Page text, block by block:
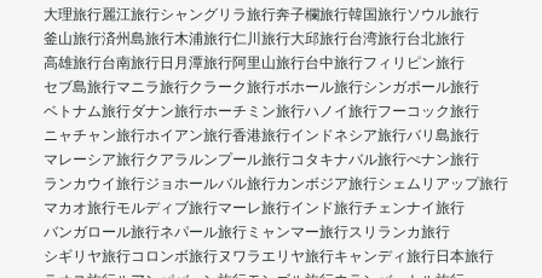
大理旅行麗江旅行シャングリラ旅行奔子欄旅行韓国旅行ソウル旅行
釜山旅行済州島旅行木浦旅行仁川旅行大邱旅行台湾旅行台北旅行
高雄旅行台南旅行日月潭旅行阿里山旅行台中旅行フィリピン旅行
セブ島旅行マニラ旅行クラーク旅行ボホール旅行シンガポール旅行
ベトナム旅行ダナン旅行ホーチミン旅行ハノイ旅行フーコック旅行
ニャチャン旅行ホイアン旅行香港旅行インドネシア旅行バリ島旅行
マレーシア旅行クアラルンプール旅行コタキナバル旅行ぺナン旅行
ランカウイ旅行ジョホールバル旅行カンボジア旅行シェムリアップ旅行
マカオ旅行モルディブ旅行マーレ旅行インド旅行チェンナイ旅行
バンガロール旅行ネパール旅行 ミャンマー旅行スリランカ旅行
シギリヤ旅行コロンボ旅行ヌワラエリヤ旅行キャンディ旅行日本旅行